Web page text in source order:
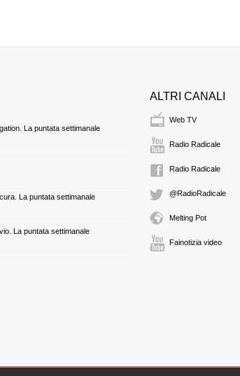
La puntata settimanale
La puntata settimanale
La puntata settimanale
ALTRI CANALI
Web TV
Radio Radicale
Radio Radicale
@RadioRadicale
Melting Pot
Fainotizia video